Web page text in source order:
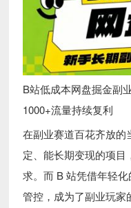
B站低成本网盘掘金副
1000+流量持续复利
在副业赛道百花齐放的
定、能长期变现的项
求。而 B 站凭借年轻
管控，成为了副业玩家